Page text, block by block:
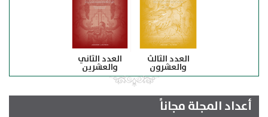
العدد الثالث
والعشرون
العدد الثاني
والعشرين
أعداد المجلة مجاناً